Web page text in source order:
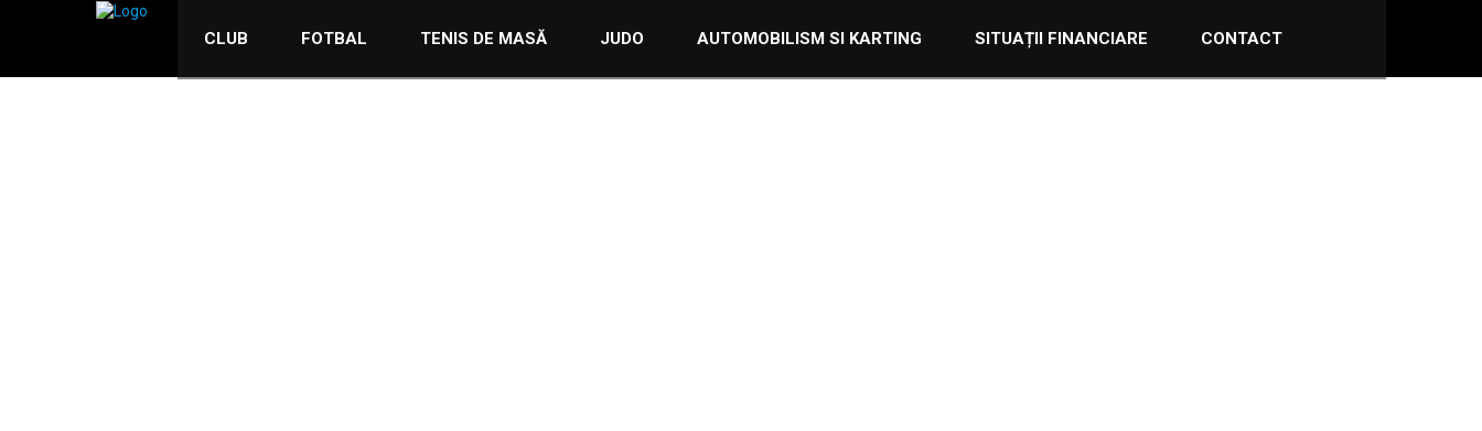
CLUB FOTBAL TENIS DE MASĂ JUDO AUTOMOBILISM SI KARTING SITUAȚII FINANCIARE CONTACT
15 IANUARIE 2022